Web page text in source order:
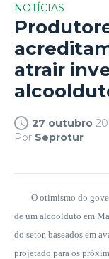
NOTÍCIAS
atrair
27 outubro
Por Seprotur
O otimismo do
de um alcoolduto em
do setor, baseados em
projetado para os